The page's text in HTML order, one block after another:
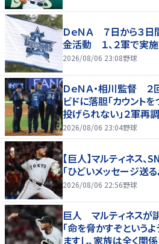
ＤｅＮＡ ７日から３日
金活動 １、２軍で実施
2026/08/06 23:08野球
ＤｅＮＡ・相川監督 ２
ビドに落胆「カウントを
投げられない」２軍再
2026/08/06 23:04野球
【巨人】マルティネス
「ひどいメッセージ送
2026/08/06 22:56野球
巨人 マルティネスが
「命を脅かすぞという
ますし、家族は全く関